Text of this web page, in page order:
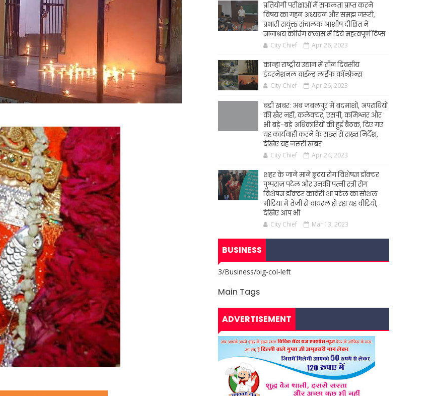
प्रतियोगी परीक्षाओं में सफलता प्राप्त करने
विषय का गहन अध्ययन और समझ जरूरी,
प्रभारी सयुंक्त संचालक आशीष दीक्षित ने
ज्ञानाश्रय कोचिंग क्लास में दिये महत्वपूर्ण टिप्स
City Chief Apr 26, 2023
कान्हा राष्ट्रीय उद्यान में तीन दिवसीय
इंटरनेशनल वाईल्ड लाईफ कॉन्फ्रेन्स
City Chief Apr 26, 2023
बड़ी खबर: अब जबलपुर में बदमाशों, अपराधियों
की खैर नहीं, कलेक्टर, एसपी, कमिश्नर और
भी बड़े-बड़े अधिकारियों की हुई बैठक, दिए गए
यह कार्यवाही करने के सख्त से सख्त निर्देश,
देखिए यह जरूरी खबर
City Chief Apr 24, 2023
शहर के जाने माने हृदय रोग विशेषज्ञ डॉक्टर
पुष्पराज पटेल और उनकी पत्नी स्त्री रोग
विशेषज्ञ डॉक्टर कावेरी शा पटेल का सोशल
मीडिया में तेजी से वायरल हो रहा यह वीडियो,
देखिए आप भी
City Chief Mar 13, 2023
BUSINESS
3/Business/big-col-left
Main Tags
ADVERTISEMENT